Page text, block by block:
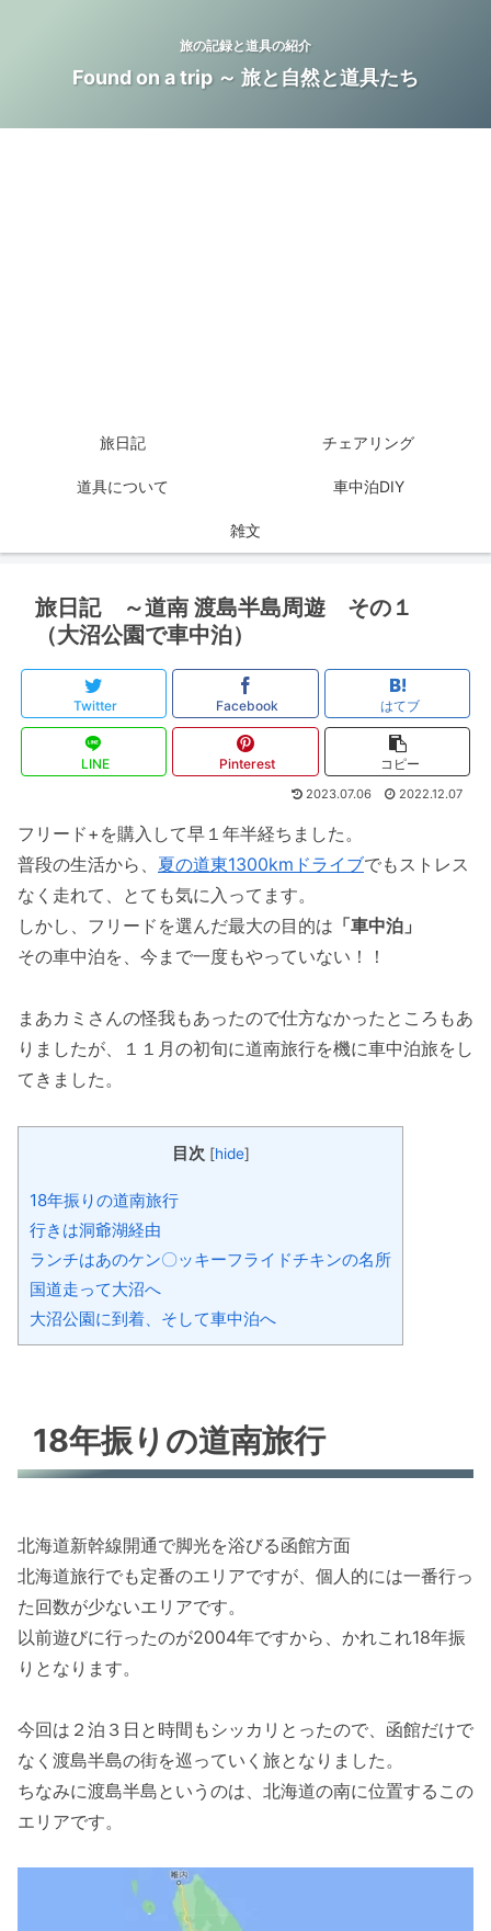
旅の記録と道具の紹介
Found on a trip ～ 旅と自然と道具たち
旅日記 チェアリング
道具について 車中泊DIY
雑文
旅日記 ～道南 渡島半島周遊 その１
（大沼公園で車中泊）
Twitter Facebook はてブ
LINE Pinterest コピー
2023.07.06 2022.12.07
フリード+を購入して早１年半経ちました。
普段の生活から、 夏の道東1300kmドライブでもストレス
なく走れて、とても気に入ってます。
しかし、フリードを選んだ最大の目的は 「車中泊」
その車中泊を、今まで一度もやっていない！！
まあカミさんの怪我もあったので仕方なかったところもあ
りましたが、１１月の初旬に道南旅行を機に車中泊旅をし
てきました。
目次 [hide]
18年振りの道南旅行
行きは洞爺湖経由
ランチはあのケン〇ッキーフライドチキンの名所
国道走って大沼へ
大沼公園に到着、そして車中泊へ
18年振りの道南旅行
北海道新幹線開通で脚光を浴びる函館方面
北海道旅行でも定番のエリアですが、個人的には一番行っ
た回数が少ないエリアです。
以前遊びに行ったのが2004年ですから、かれこれ18年振
りとなります。
今回は２泊３日と時間もシッカリとったので、函館だけで
なく渡島半島の街を巡っていく旅となりました。
ちなみに渡島半島というのは、北海道の南に位置するこの
エリアです。